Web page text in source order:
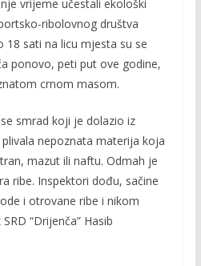
vrijeme učestali ekološki
ribolovnog društva
18 sati na licu mjesta su se
ponovo, peti put ove godine,
crnom masom.
smrad koji je dolazio iz
nepoznata materija koja
mazut ili naftu. Odmah je
ribe. Inspektori dođu, sačine
i otrovane ribe i nikom
“Drijenča” Hasib